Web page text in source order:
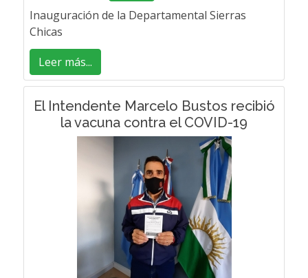
Inauguración de la Departamental Sierras
Chicas
Leer más...
El Intendente Marcelo Bustos recibió
la vacuna contra el COVID-19